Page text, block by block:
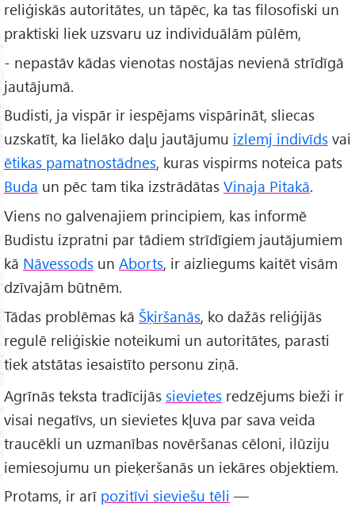
reliģiskās autoritātes, un tāpēc, ka tas filosofiski un
praktiski liek uzsvaru uz individuālām pūlēm,
- nepastāv kādas vienotas nostājas nevienā strīdīgā
jautājumā.
Budisti, ja vispār ir iespējams vispārināt, sliecas
uzskatīt, ka lielāko daļu jautājumu izlemj indivīds vai
ētikas pamatnostādnes, kuras vispirms noteica pats
Buda un pēc tam tika izstrādātas Vinaja Pitakā.
Viens no galvenajiem principiem, kas informē
Budistu izpratni par tādiem strīdīgiem jautājumiem
kā Nāvessods un Aborts, ir aizliegums kaitēt visām
dzīvajām būtnēm.
Tādas problēmas kā Šķiršanās, ko dažās reliģijās
regulē reliģiskie noteikumi un autoritātes, parasti
tiek atstātas iesaistīto personu ziņā.
Agrīnās teksta tradīcijās sievietes redzējums bieži ir
visai negatīvs, un sievietes kļuva par sava veida
traucēkli un uzmanības novēršanas cēloni, ilūziju
iemiesojumu un pieķeršanās un iekāres objektiem.
Protams, ir arī pozitīvi sieviešu tēli —